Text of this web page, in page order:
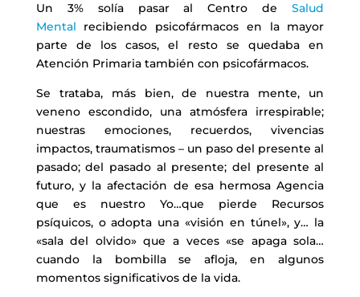
Un 3% solía pasar al Centro deSalud
Mental recibiendo psicofármacos en la mayor
parte de los casos, el resto se quedaba en
Atención Primaria también con psicofármacos.
Se trataba, más bien, de nuestra mente, un
veneno escondido, una atmósfera irrespirable;
nuestras emociones, recuerdos, vivencias
impactos, traumatismos – un paso del presente al
pasado; del pasado al presente; del presente al
futuro, y la afectación de esa hermosa Agencia
que es nuestro Yo…que pierde Recursos
psíquicos, o adopta una «visión en túnel», y… la
«sala del olvido» que a veces «se apaga sola…
cuando la bombilla se afloja, en algunos
momentos significativos de la vida.